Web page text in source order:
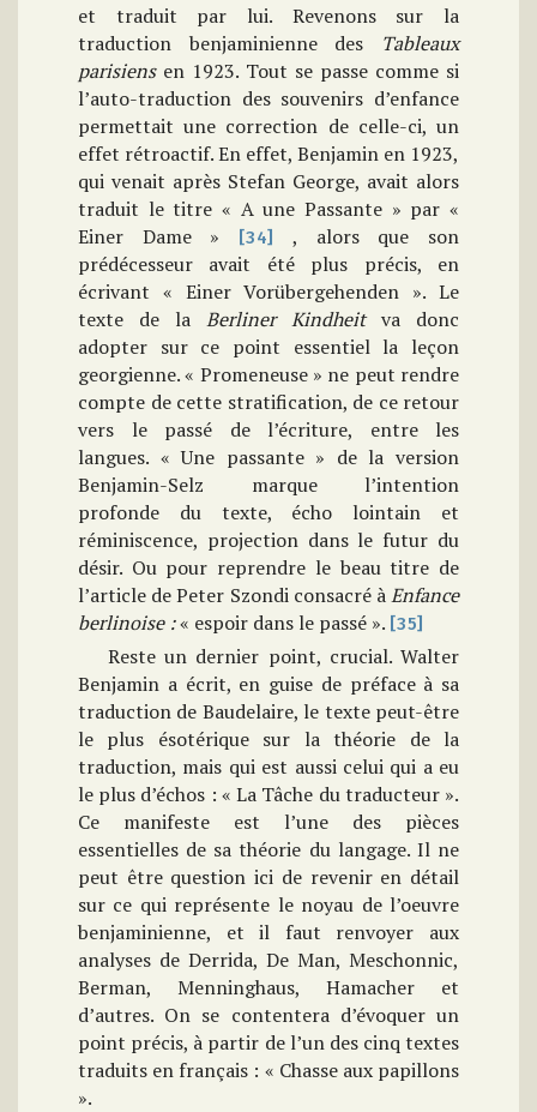
et traduit par lui. Revenons sur la
traduction benjaminienne des Tableaux
parisiens en 1923. Tout se passe comme si
l’auto-traduction des souvenirs d’enfance
permettait une correction de celle-ci, un
effet rétroactif. En effet, Benjamin en 1923,
qui venait après Stefan George, avait alors
traduit le titre « A une Passante » par «
Einer Dame »
[34]
, alors que son
prédécesseur avait été plus précis, en
écrivant « Einer Vorübergehenden ». Le
texte de la Berliner Kindheit va donc
adopter sur ce point essentiel la leçon
georgienne. « Promeneuse » ne peut rendre
compte de cette stratification, de ce retour
vers le passé de l’écriture, entre les
langues. « Une passante » de la version
Benjamin-Selz marque l’intention
profonde du texte, écho lointain et
réminiscence, projection dans le futur du
désir. Ou pour reprendre le beau titre de
l’article de Peter Szondi consacré àEnfance
berlinoise :« espoir dans le passé ». [35]
Reste un dernier point, crucial. Walter
Benjamin a écrit, en guise de préface à sa
traduction de Baudelaire, le texte peut-être
le plus ésotérique sur la théorie de la
traduction, mais qui est aussi celui qui a eu
le plus d’échos : « La Tâche du traducteur ».
Ce manifeste est l’une des pièces
essentielles de sa théorie du langage. Il ne
peut être question ici de revenir en détail
sur ce qui représente le noyau de l’oeuvre
benjaminienne, et il faut renvoyer aux
analyses de Derrida, De Man, Meschonnic,
Berman, Menninghaus, Hamacher et
d’autres. On se contentera d’évoquer un
point précis, à partir de l’un des cinq textes
traduits en français : « Chasse aux papillons
».